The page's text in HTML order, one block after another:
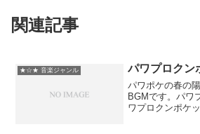
関連記事
★☆★ 音楽ジャンル パワプロクン
パワポケの春の
BGMです。パワ
ワプロクンポケ